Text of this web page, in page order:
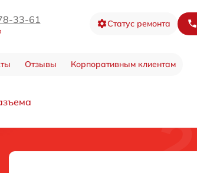
33-61 Статус ремонта
Отзывы Корпоративным клиентам